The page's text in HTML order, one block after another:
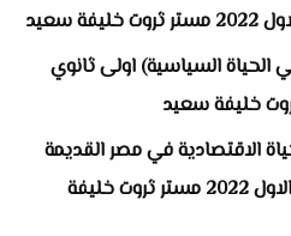
الحياة السياسية) اولى ثانوي
الاقتصادية في مصر القديمة
جزء 2 ) اولى ثانوي الترم الاول 2022 مستر ثروت خليفة